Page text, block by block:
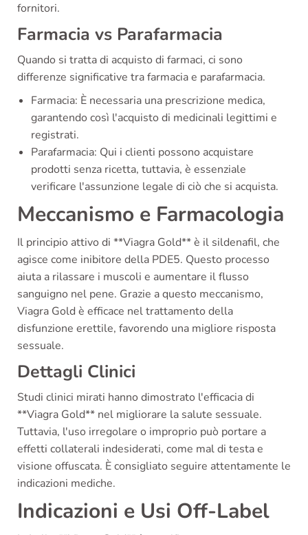
fornitori.
Farmacia vs Parafarmacia
Quando si tratta di acquisto di farmaci, ci sono
differenze significative tra farmacia e parafarmacia.
Farmacia: È necessaria una prescrizione medica,
garantendo così l'acquisto di medicinali legittimi e
registrati.
Parafarmacia: Qui i clienti possono acquistare
prodotti senza ricetta, tuttavia, è essenziale
verificare l'assunzione legale di ciò che si acquista.
Meccanismo e Farmacologia
Il principio attivo di **Viagra Gold** è il sildenafil, che
agisce come inibitore della PDE5. Questo processo
aiuta a rilassare i muscoli e aumentare il flusso
sanguigno nel pene. Grazie a questo meccanismo,
Viagra Gold è efficace nel trattamento della
disfunzione erettile, favorendo una migliore risposta
sessuale.
Dettagli Clinici
Studi clinici mirati hanno dimostrato l'efficacia di
**Viagra Gold** nel migliorare la salute sessuale.
Tuttavia, l'uso irregolare o improprio può portare a
effetti collaterali indesiderati, come mal di testa e
visione offuscata. È consigliato seguire attentamente le
indicazioni mediche.
Indicazioni e Usi Off-Label